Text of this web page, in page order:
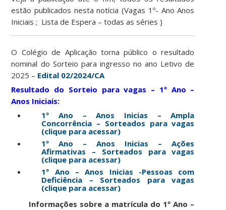
estão publicados nesta notícia (Vagas 1º- Ano Anos
Iniciais ; Lista de Espera – todas as séries )
O Colégio de Aplicação torna público o resultado
nominal do Sorteio para ingresso no ano Letivo de
2025 – Edital 02/2024/CA
Resultado do Sorteio para vagas – 1º Ano –
Anos Iniciais:
1º Ano – Anos Inicias – Ampla
Concorrência – Sorteados para vagas
(clique para acessar)
1º Ano – Anos Inicias – Ações
Afirmativas – Sorteados para vagas
(clique para acessar)
1º Ano – Anos Inicias -Pessoas com
Deficiência – Sorteados para vagas
(clique para acessar)
Informações sobre a matrícula do 1º Ano –